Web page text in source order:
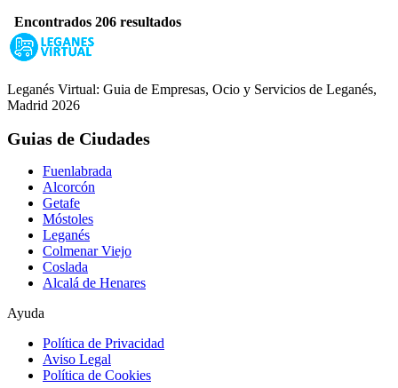
Encontrados 206 resultados
Leganés Virtual: Guia de Empresas, Ocio y Servicios de Leganés,
Madrid 2026
Guias de Ciudades
Fuenlabrada
Alcorcón
Getafe
Móstoles
Leganés
Colmenar Viejo
Coslada
Alcalá de Henares
Ayuda
Política de Privacidad
Aviso Legal
Política de Cookies